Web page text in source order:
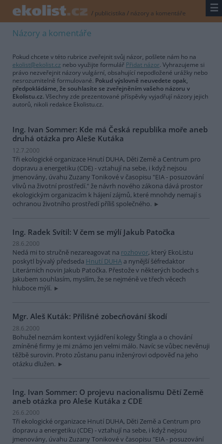
/ publicistika / názory a komentáře ☰
Názory a komentáře
Pokud chcete v této rubrice zveřejnit svůj názor, pošlete nám ho na
ekolist@ekolist.cz nebo využijte formulář Přidat názor. Vyhrazujeme si
právo nezveřejnit názory vulgární, obsahující nepodložené urážky nebo
nesrozumitelně formulované. Pokud výslovně neuvedete opak,
předpokládáme, že souhlasíte se zveřejněním vašeho názoru v
Ekolistu.cz. Všechny zde prezentované příspěvky vyjadřují názory jejich
autorů, nikoli redakce Ekolistu.cz.
Ing. Ivan Sommer: Kde má Česká republika moře aneb
druhá otázka pro Aleše Kutáka
12.7.2000
Tři ekologické organizace Hnutí DUHA, Děti Země a Centrum pro
dopravu a energetiku (CDE) - vztahují na sebe, i když nejsou
jmenovány, úvahu Zuzany Tonikové v časopisu "EIA - posuzování
vlivů na životní prostředí." že návrh nového zákona dává prostor
ekologickým organizacím k hájení zájmů, které mnohdy nemají s
ochranou životního prostředí příliš společného.
Ing. Radek Svítil: V čem se mýlí Jakub Patočka
28.6.2000
Nedá mi to stručně nezareagovat na rozhovor, který EkoListu
poskytl bývalý předseda Hnutí DUHA a nynější šéfredaktor
Literárních novin Jakub Patočka. Přestože v některých bodech s
Jakubem souhlasím, myslím, že se nejméně ve třech věcech
hluboce mýlí.
Mgr. Aleš Kuták: Přílišné zobecňování škodí
28.6.2000
Bohužel neznám kontext vyjádření kolegy Štingla a o chování
zmíněné firmy je mi známo jen velmi málo. Navíc se vůbec nevěnuji
těžbě surovin. Proto zůstanu panu inženýrovi odpověď na jeho
otázku dlužen.
Ing. Ivan Sommer: O projevu nacionalismu Dětí Země
aneb otázka pro Aleše Kutáka z CDE
26.6.2000
Tři ekologické organizace Hnutí DUHA, Děti Země a Centrum pro
dopravu a energetiku (CDE) - vztahují na sebe, i když nejsou
jmenovány, úvahu Zuzany Tonikové v časopisu "EIA - posuzování